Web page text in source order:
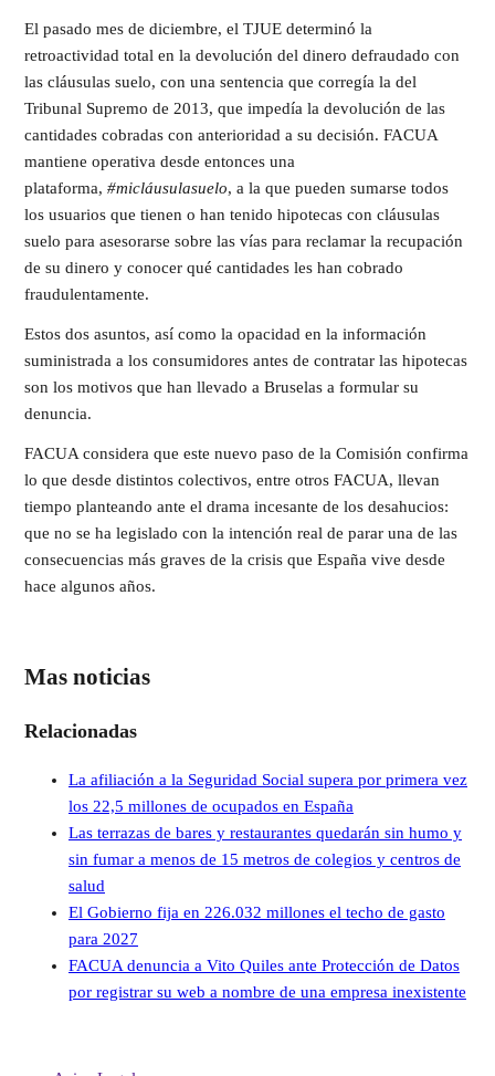
El pasado mes de diciembre, el TJUE determinó la
retroactividad total en la devolución del dinero defraudado con
las cláusulas suelo, con una sentencia que corregía la del
Tribunal Supremo de 2013, que impedía la devolución de las
cantidades cobradas con anterioridad a su decisión. FACUA
mantiene operativa desde entonces una
plataforma, #micláusulasuelo, a la que pueden sumarse todos
los usuarios que tienen o han tenido hipotecas con cláusulas
suelo para asesorarse sobre las vías para reclamar la recupación
de su dinero y conocer qué cantidades les han cobrado
fraudulentamente.
Estos dos asuntos, así como la opacidad en la información
suministrada a los consumidores antes de contratar las hipotecas
son los motivos que han llevado a Bruselas a formular su
denuncia.
FACUA considera que este nuevo paso de la Comisión confirma
lo que desde distintos colectivos, entre otros FACUA, llevan
tiempo planteando ante el drama incesante de los desahucios:
que no se ha legislado con la intención real de parar una de las
consecuencias más graves de la crisis que España vive desde
hace algunos años.
Mas noticias
Relacionadas
La afiliación a la Seguridad Social supera por primera vez
los 22,5 millones de ocupados en España
Las terrazas de bares y restaurantes quedarán sin humo y
sin fumar a menos de 15 metros de colegios y centros de
salud
El Gobierno fija en 226.032 millones el techo de gasto
para 2027
FACUA denuncia a Vito Quiles ante Protección de Datos
por registrar su web a nombre de una empresa inexistente